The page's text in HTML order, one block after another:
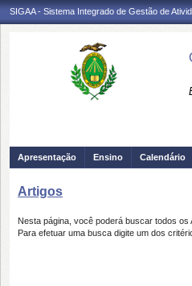
SIGAA - Sistema Integrado de Gestão de
Apresentação Ensino Calendário
Artigos
Nesta página, você poderá buscar todos
Para efetuar uma busca digite um dos